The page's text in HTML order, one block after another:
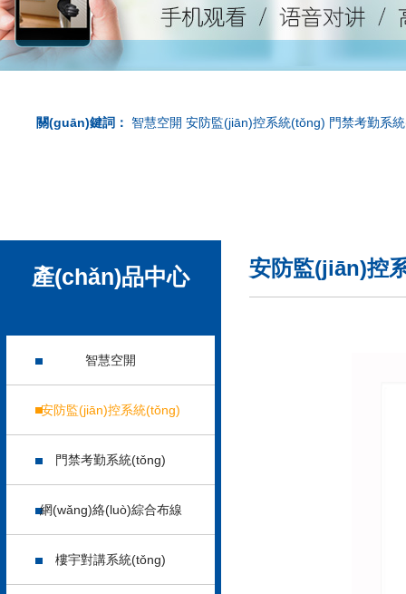
關(guān)鍵詞： 智慧空開 安防監(jiān)控系統(tǒng) 門禁考勤系
產(chǎn)品中心
智慧空開
安防監(jiān)控系統(tǒng)
門禁考勤系統(tǒng)
網(wǎng)絡(luò)綜合布線
樓宇對講系統(tǒng)
安防監(jiān)控